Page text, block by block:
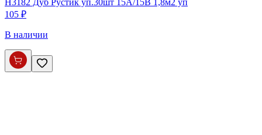
Н3182 Дуб Рустик уп.30шт 15А/15В 1,8м2 уп
105 ₽
В наличии